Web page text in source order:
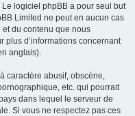
logiciel phpBB a pour seul but
Limited ne peut en aucun cas
du contenu que nous
plus d’informations concernant
anglais).
caractère abusif, obscène,
etc. qui pourrait
dans lequel le serveur de
Si vous ne respectez pas ces